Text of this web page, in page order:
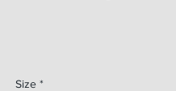
Size *